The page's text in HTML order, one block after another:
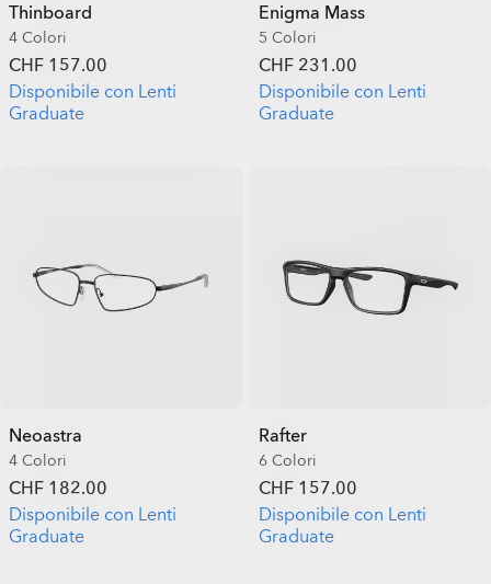
Thinboard
4 Colori
CHF 157.00
Disponibile con Lenti
Graduate
Enigma Mass
5 Colori
CHF 231.00
Disponibile con Lenti
Graduate
Neoastra
4 Colori
CHF 182.00
Disponibile con Lenti
Graduate
Rafter
6 Colori
CHF 157.00
Disponibile con Lenti
Graduate